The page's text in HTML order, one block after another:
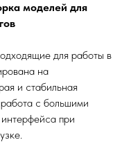
моделей для
для работы в
на
и стабильная
с большими
при